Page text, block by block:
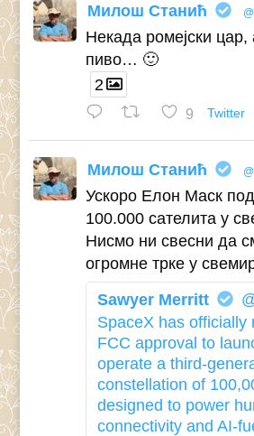
Милош Станић
Некада ромејски цар,
пиво… 🙂
2
9 Twitter
Милош Станић
Ускоро Елон Маск
100.000 сателита у
Нисмо ни свесни да
огромне трке у
Sawyer Merritt
SpaceX has officially
FCC approval to
operate a third-
constellation of
designed to power
connectivity and AI-